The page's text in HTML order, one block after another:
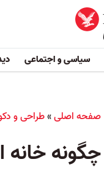
سیاسی و اجتماعی
صفحه اصلی»طراحی و
چگونه